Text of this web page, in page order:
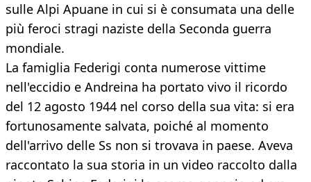
sulle Alpi Apuane in cui si è consumata una delle
più feroci stragi naziste della Seconda guerra
mondiale.
La famiglia Federigi conta numerose vittime
nell'eccidio e Andreina ha portato vivo il ricordo
del 12 agosto 1944 nel corso della sua vita: si era
fortunosamente salvata, poiché al momento
dell'arrivo delle Ss non si trovava in paese. Aveva
raccontato la sua storia in un video raccolto dalla